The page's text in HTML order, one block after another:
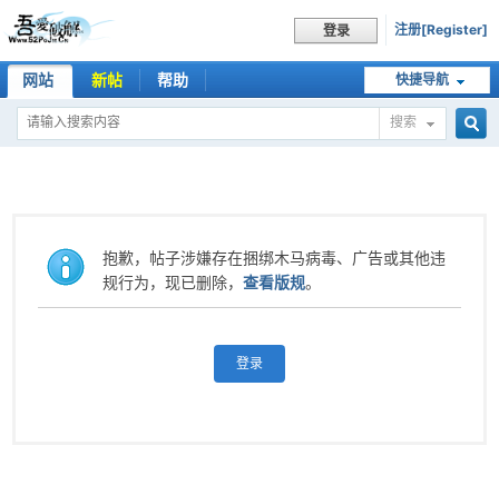
登录 注册[Register]
快捷导航
网站 新帖 帮助
搜索
抱歉，帖子涉嫌存在捆绑木马病毒、广告或其他违
规行为，现已删除，查看版规。
登录